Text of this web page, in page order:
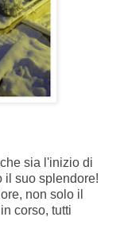
sia l'inizio di
il suo splendore!
non solo il
corso, tutti